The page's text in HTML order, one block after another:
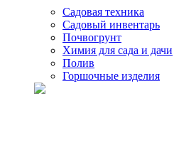
Садовая техника
Садовый инвентарь
Почвогрунт
Химия для сада и дачи
Полив
Горшочные изделия